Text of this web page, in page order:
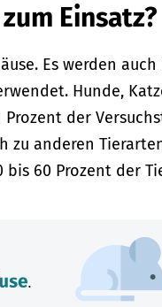
Einsatz?
Es werden auch
Hunde,
der
zu anderen
bis 60 Prozent der